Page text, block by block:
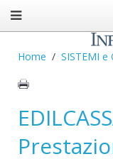
Home SISTEMI e